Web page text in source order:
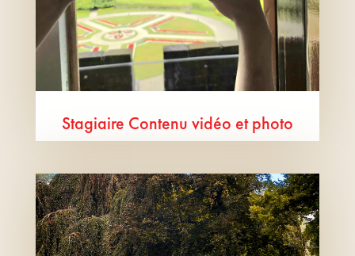
Stagiaire Contenu vidéo et photo